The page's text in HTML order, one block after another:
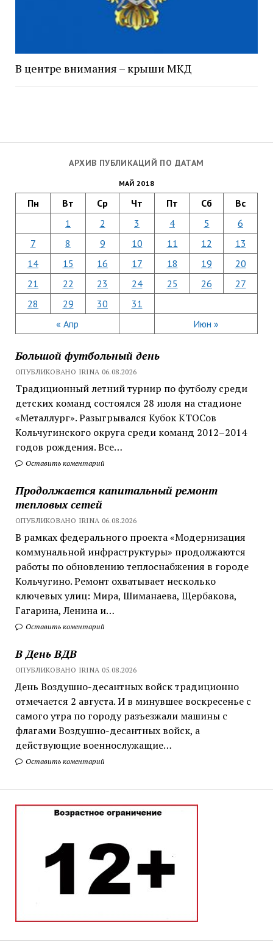
АРХИВ ПУБЛИКАЦИЙ ПО ДАТАМ
МАЙ 2018
Пн Вт Ср Чт Пт Сб Вс
« Апр Июн »
1 2 3 4 5
6
7
8 9 10 11 12
13
14
15 16 17 18 19
20
21
22 23 24 25 26
27
28
29 30 31
Большой футбольный день
ОПУБЛИКОВАНО IRINA 06.08.2026
Традиционный летний турнир по футболу среди
детских команд состоялся 28 июля на стадионе
«Металлург». Разыгрывался Кубок КТОСов
Кольчугинского округа среди команд 2012–2014
годов рождения. Все…
Оставить коментарий
Продолжается капитальный ремонт
тепловых сетей
ОПУБЛИКОВАНО IRINA 06.08.2026
В рамках федерального проекта «Модернизация
коммунальной инфраструктуры» продолжаются
работы по обновлению теплоснабжения в городе
Кольчугино. Ремонт охватывает несколько
ключевых улиц: Мира, Шиманаева, Щербакова,
Гагарина, Ленина и…
Оставить коментарий
В День ВДВ
ОПУБЛИКОВАНО IRINA 05.08.2026
День Воздушно-десантных войск традиционно
отмечается 2 августа. И в минувшее воскресенье с
самого утра по городу разъезжали машины с
флагами Воздушно-десантных войск, а
действующие военнослужащие…
Оставить коментарий
В центре внимания – крыши МКД